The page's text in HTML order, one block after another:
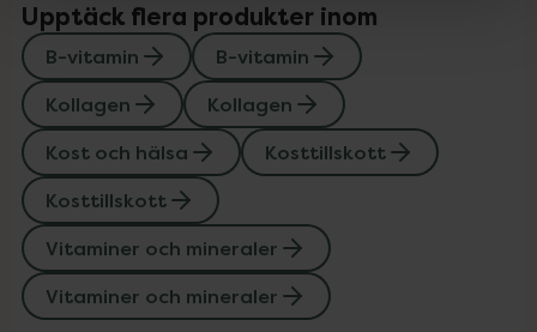
Upptäck flera produkter inom
B-vitamin
B-vitamin
Kollagen
Kollagen
Kost och hälsa
Kosttillskott
Kosttillskott
Vitaminer och mineraler
Vitaminer och mineraler